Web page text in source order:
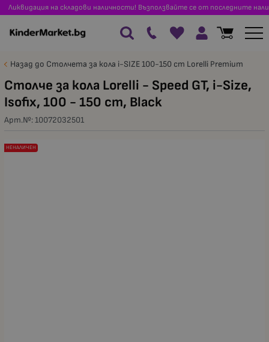
Ликвидация на складови наличности! Възползвайте се от последните
Назад до Столчета за кола i-SIZE 100-150 cm Lorelli Premium
Столче за кола Lorelli - Speed GT, i-Size,
Isofix, 100 - 150 cm, Black
Арт.№:10072032501
НЕНАЛИЧЕН